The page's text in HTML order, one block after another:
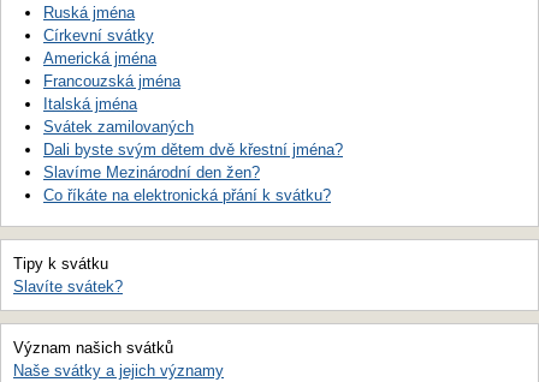
Ruská jména
Církevní svátky
Americká jména
Francouzská jména
Italská jména
Svátek zamilovaných
Dali byste svým dětem dvě křestní jména?
Slavíme Mezinárodní den žen?
Co říkáte na elektronická přání k svátku?
Tipy k svátku
Slavíte svátek?
Význam našich svátků
Naše svátky a jejich významy